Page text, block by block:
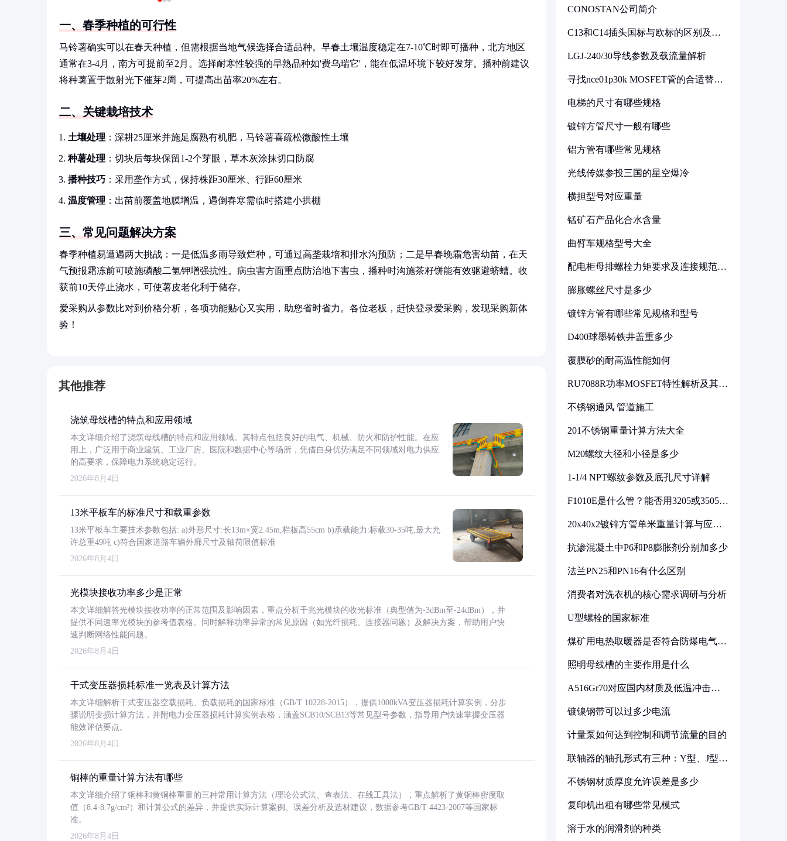
一、春季种植的可行性
马铃薯确实可以在春天种植，但需根据当地气候选择合适品种。早春土壤温度稳定在7-10℃时即可播种，北方地区
通常在3-4月，南方可提前至2月。选择耐寒性较强的早熟品种如'费乌瑞它'，能在低温环境下较好发芽。播种前建议
将种薯置于散射光下催芽2周，可提高出苗率20%左右。
二、关键栽培技术
土壤处理 ：深耕25厘米并施足腐熟有机肥，马铃薯喜疏松微酸性土壤
种薯处理 ：切块后每块保留1-2个芽眼，草木灰涂抹切口防腐
播种技巧 ：采用垄作方式，保持株距30厘米、行距60厘米
温度管理 ：出苗前覆盖地膜增温，遇倒春寒需临时搭建小拱棚
三、常见问题解决方案
春季种植易遭遇两大挑战：一是低温多雨导致烂种，可通过高垄栽培和排水沟预防；二是早春晚霜危害幼苗，在天
气预报霜冻前可喷施磷酸二氢钾增强抗性。病虫害方面重点防治地下害虫，播种时沟施茶籽饼能有效驱避蛴螬。收
获前10天停止浇水，可使薯皮老化利于储存。
爱采购从参数比对到价格分析，各项功能贴心又实用，助您省时省力。各位老板，赶快登录爱采购，发现采购新体
验！
其他推荐
浇筑母线槽的特点和应用领域
本文详细介绍了浇筑母线槽的特点和应用领域。其特点包括良好的电气、机械、防火和防护性能。在应
用上，广泛用于商业建筑、工业厂房、医院和数据中心等场所，凭借自身优势满足不同领域对电力供应
的高要求，保障电力系统稳定运行。
2026年8月4日
13米平板车的标准尺寸和载重参数
13米平板车主要技术参数包括: a)外形尺寸:长13m×宽2.45m,栏板高55cm b)承载能力:标载30-35吨,最大允
许总重49吨 c)符合国家道路车辆外廓尺寸及轴荷限值标准
2026年8月4日
光模块接收功率多少是正常
本文详细解答光模块接收功率的正常范围及影响因素，重点分析千兆光模块的收光标准（典型值为-3dBm至-24dBm），并
提供不同速率光模块的参考值表格。同时解释功率异常的常见原因（如光纤损耗、连接器问题）及解决方案，帮助用户快
速判断网络性能问题。
2026年8月4日
干式变压器损耗标准一览表及计算方法
本文详细解析干式变压器空载损耗、负载损耗的国家标准（GB/T 10228-2015），提供1000kVA变压器损耗计算实例，分步
骤说明变损计算方法，并附电力变压器损耗计算实例表格，涵盖SCB10/SCB13等常见型号参数，指导用户快速掌握变压器
能效评估要点。
2026年8月4日
铜棒的重量计算方法有哪些
本文详细介绍了铜棒和黄铜棒重量的三种常用计算方法（理论公式法、查表法、在线工具法），重点解析了黄铜棒密度取
值（8.4-8.7g/cm³）和计算公式的差异，并提供实际计算案例、误差分析及选材建议，数据参考GB/T 4423-2007等国家标
准。
2026年8月4日
CONOSTAN公司简介
C13和C14插头国标与欧标的区别及其
LGJ-240/30导线参数及载流量解析
寻找nce01p30k MOSFET管的合适替代
电梯的尺寸有哪些规格
镀锌方管尺寸一般有哪些
铝方管有哪些常见规格
光线传媒参投三国的星空爆冷
横担型号对应重量
锰矿石产品化合水含量
曲臂车规格型号大全
配电柜母排螺栓力矩要求及连接规范详
膨胀螺丝尺寸是多少
镀锌方管有哪些常见规格和型号
D400球墨铸铁井盖重多少
覆膜砂的耐高温性能如何
RU7088R功率MOSFET特性解析及其在
不锈钢通风 管道施工
201不锈钢重量计算方法大全
M20螺纹大径和小径是多少
1-1/4 NPT螺纹参数及底孔尺寸详解
F1010E是什么管？能否用3205或3505代
20x40x2镀锌方管单米重量计算与应用
抗渗混凝土中P6和P8膨胀剂分别加多少
法兰PN25和PN16有什么区别
消费者对洗衣机的核心需求调研与分析
U型螺栓的国家标准
煤矿用电热取暖器是否符合防爆电气设
照明母线槽的主要作用是什么
A516Gr70对应国内材质及低温冲击要
镀镍钢带可以过多少电流
计量泵如何达到控制和调节流量的目的
联轴器的轴孔形式有三种：Y型、J型、
不锈钢材质厚度允许误差是多少
复印机出租有哪些常见模式
溶于水的润滑剂的种类